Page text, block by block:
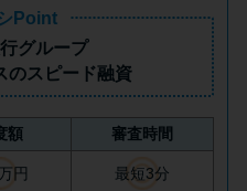
を借りる方法は？親
くさや将来への影響
とは？悪質な手口に
Point
グループ
のスピード融資
額 審査時間
円 最短3分